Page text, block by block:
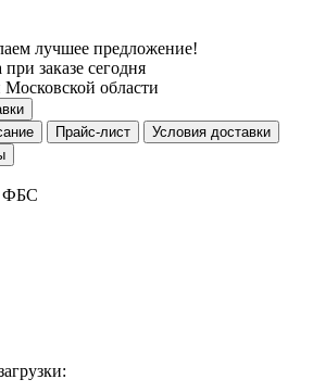
лучшее предложение!
при заказе сегодня
области
Прайс-лист
Условия доставки
ФБС